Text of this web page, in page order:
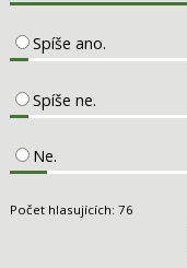
Spíše ano.
Spíše ne.
Ne.
Počet hlasujících: 76